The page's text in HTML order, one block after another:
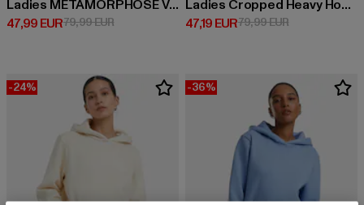
Ladies METAMORPHOSE V.2 x Heavy Oversized
47,99 EUR
Derzeitiger Preis: 47,99 EUR
79,99 EURAktionspreis: 79,99 EUR
Ladies Cropped Heavy Hoody
47,19 EUR
Derzeitiger Preis: 47,19 EUR
79,99 EURAktionspreis:
-24% -36%